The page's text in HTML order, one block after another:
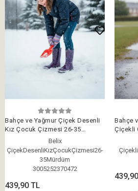
Bahçe ve Yağmur Çiçek Desenli
Kız Çocuk Çizmesi 26-35
Belix
ÇiçekDesenliKızÇocukÇizmesi26-
35Mürdüm
3005252370472
439,90 TL
Bahçe
Çiçekli